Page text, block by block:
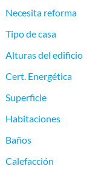
Necesita reforma
Tipo de casa
Alturas del edificio
Cert. Energética
Superficie
Habitaciones
Baños
Calefacción